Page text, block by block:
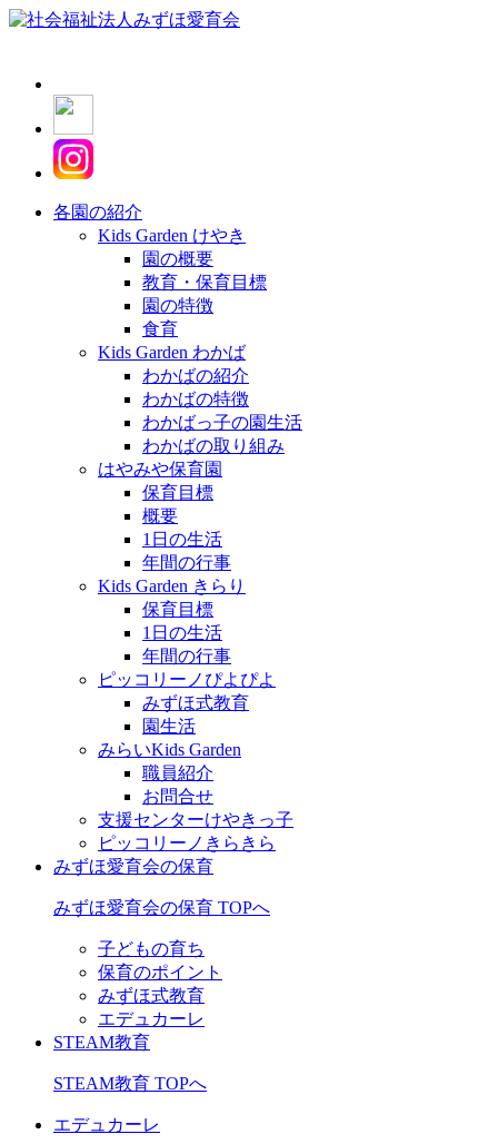
各園の紹介
Kids Garden けやき
園の概要
教育・保育目標
園の特徴
食育
Kids Garden わかば
わかばの紹介
わかばの特徴
わかばっ子の園生活
わかばの取り組み
はやみや保育園
保育目標
概要
1日の生活
年間の行事
Kids Garden きらり
保育目標
1日の生活
年間の行事
ピッコリーノぴよぴよ
みずほ式教育
園生活
みらいKids Garden
職員紹介
お問合せ
支援センターけやきっ子
ピッコリーノきらきら
みずほ愛育会の保育
みずほ愛育会の保育 TOPへ
子どもの育ち
保育のポイント
みずほ式教育
エデュカーレ
STEAM教育
STEAM教育 TOPへ
エデュカーレ